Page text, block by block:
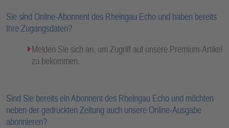
Sie sind Online-Abonnent des Rheingau Echo und haben bereits
Ihre Zugangsdaten?
Melden Sie sich an, um Zugriff auf unsere Premium-Artikel
zu bekommen.
Sind Sie bereits ein Abonnent des Rheingau Echo und möchten
neben der gedruckten Zeitung auch unsere Online-Ausgabe
abonnieren?